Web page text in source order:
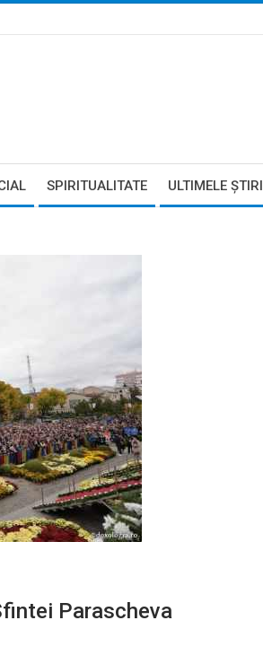
SPIRITUALITATE ULTIMELE ŞTIRI
Parascheva